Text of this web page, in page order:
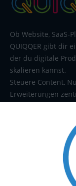
Ob Website, SaaS-
QUIQQER gibt dir
der du digitale
skalieren kannst.
Steuere Content,
Erweiterungen